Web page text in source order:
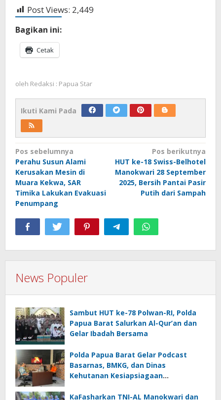
Post Views: 2,449
Bagikan ini:
Cetak
oleh Redaksi : Papua Star
Ikuti Kami Pada
Navigasi
pos
Pos sebelumnya
Perahu Susun Alami
Kerusakan Mesin di
Muara Kekwa, SAR
Timika Lakukan Evakuasi
Penumpang
Pos berikutnya
HUT ke-18 Swiss-Belhotel
Manokwari 28 September
2025, Bersih Pantai Pasir
Putih dari Sampah
News Populer
Sambut HUT ke-78 Polwan-RI, Polda
Papua Barat Salurkan Al-Qur’an dan
Gelar Ibadah Bersama
Polda Papua Barat Gelar Podcast
Basarnas, BMKG, dan Dinas
Kehutanan Kesiapsiagaan
KaFasharkan TNI-AL Manokwari dan